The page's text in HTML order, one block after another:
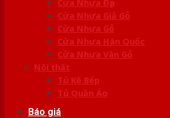
Cửa Nhựa Đẹp
Cửa Nhựa Giả Gỗ
Cửa Nhựa Gỗ
Cửa Nhựa Hàn Quốc
Cửa Nhựa Vân Gỗ
Nội thất
Tủ Kệ Bếp
Tủ Quần Áo
Báo giá